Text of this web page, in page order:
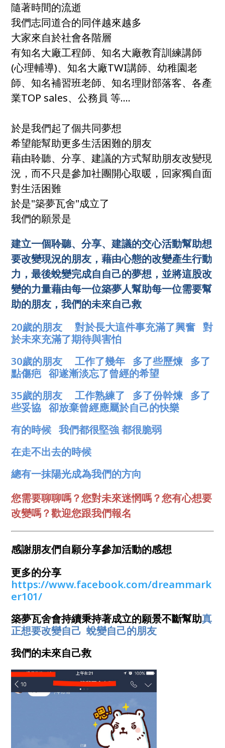
隨著時間的流逝
我們志同道合的同伴越來越多
大家來自於社會各階層
有知名大廠工程師、知名大廠教育訓練講師
(心理輔導)、知名大廠TWI講師、幼稚園老
師、知名補習班老師、知名理財部落客、各產
業TOP sales、公務員 等....
於是我們起了個共同夢想
希望能幫助更多生活困難的朋友
藉由聆聽、分享、建議的方式幫助朋友改變現
況，而不只是參加社團開心取暖，回家獨自面
對生活困難
於是"築夢瓦舍"成立了
我們的願景是
建立一個聆聽、分享、建議的交心活動幫助想
要改變現況的朋友，藉由心態的改變產生行動
力，最後蛻變完成自自己的夢想，並將這股改
變的力量藉由每一位築夢人幫助每一位需要幫
助的朋友，我們的未來自己救
20歲的朋友 對於長大這件事充滿了興奮 對
於未來充滿了期待與害怕
30歲的朋友 工作了幾年 多了些歷煉 多了
點傷疤 卻遂漸淡忘了曾經的希望
35歲的朋友 工作熟練了 多了份幹煉 多了
些妥協 卻放棄曾經應屬於自己的快樂
有的時候 我們都很堅強 都很脆弱
在走不出去的時候
總有一抹陽光成為我們的方向
您需要聊聊嗎？您對未來迷惘嗎？您有心想要
改變嗎？歡迎您跟我們報名
感謝朋友們自願分享參加活動的感想
更多的分享
https://www.facebook.com/dreammark
er101/
築夢瓦舍會持續秉持著成立的願景不斷幫助真
正想要改變自己 蛻變自己的朋友
我們的未來自己救